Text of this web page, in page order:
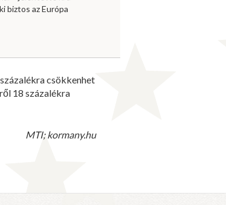
biztos az Európa
csökkenhet
18 százalékra
MTI; kormany.hu